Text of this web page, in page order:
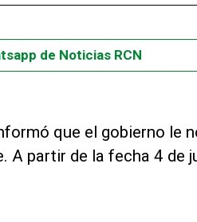
de Noticias RCN
que el gobierno le
A partir de la fecha 4 de